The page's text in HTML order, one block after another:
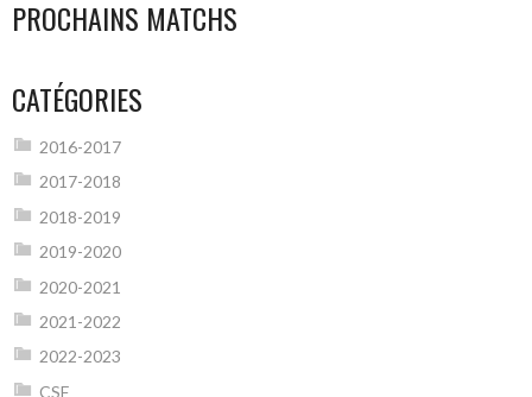
PROCHAINS MATCHS
CATÉGORIES
2016-2017
2017-2018
2018-2019
2019-2020
2020-2021
2021-2022
2022-2023
CSF